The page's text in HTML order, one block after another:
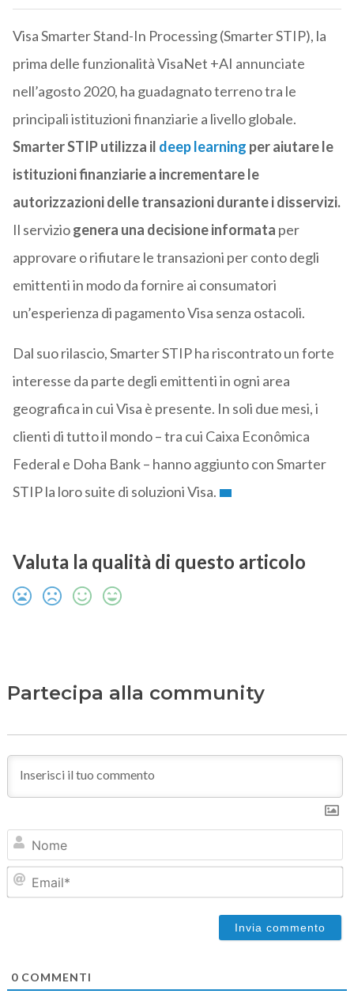
Visa Smarter Stand-In Processing (Smarter STIP), la
prima delle funzionalità VisaNet +AI annunciate
nell’agosto 2020, ha guadagnato terreno tra le
principali istituzioni finanziarie a livello globale.
Smarter STIP utilizza il deep learning per aiutare le
istituzioni finanziarie a incrementare le
autorizzazioni delle transazioni durante i disservizi.
Il serviziogenera una decisione informata per
approvare o rifiutare le transazioni per conto degli
emittenti in modo da fornire ai consumatori
un’esperienza di pagamento Visa senza ostacoli.
Dal suo rilascio, Smarter STIP ha riscontrato un forte
interesse da parte degli emittenti in ogni area
geografica in cui Visa è presente. In soli due mesi, i
clienti di tutto il mondo – tra cui Caixa Econômica
Federal e Doha Bank – hanno aggiunto con Smarter
STIP la loro suite di soluzioni Visa.
Valuta la qualità di questo articolo
Partecipa alla community
0COMMENTI